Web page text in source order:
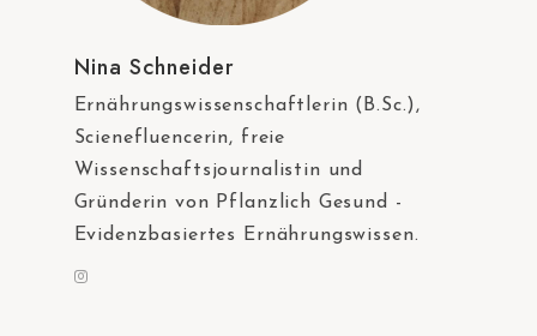
Nina Schneider
Ernährungswissenschaftlerin (B.Sc.),
Scienefluencerin, freie
Wissenschaftsjournalistin und
Gründerin von Pflanzlich Gesund -
Evidenzbasiertes Ernährungswissen.